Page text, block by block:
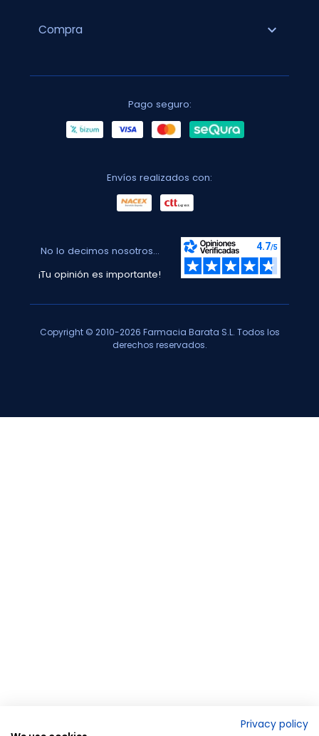
Compra expand_more
Pago seguro:
Envíos realizados con:
No lo decimos nosotros...
¡Tu opinión es importante!
Copyright © 2010-2026 Farmacia Barata S.L. Todos los
derechos reservados.
Privacy policy